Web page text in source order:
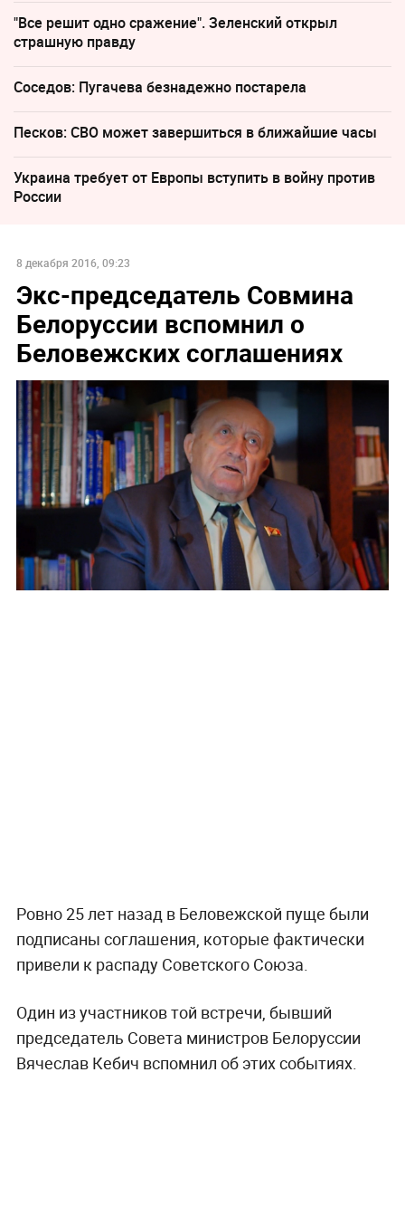
"Все решит одно сражение". Зеленский открыл
страшную правду
Соседов: Пугачева безнадежно постарела
Песков: СВО может завершиться в ближайшие часы
Украина требует от Европы вступить в войну против
России
8 декабря 2016, 09:23
Экс-председатель Совмина
Белоруссии вспомнил о
Беловежских соглашениях
Ровно 25 лет назад в Беловежской пуще были
подписаны соглашения, которые фактически
привели к распаду Советского Союза.
Один из участников той встречи, бывший
председатель Совета министров Белоруссии
Вячеслав Кебич вспомнил об этих событиях.